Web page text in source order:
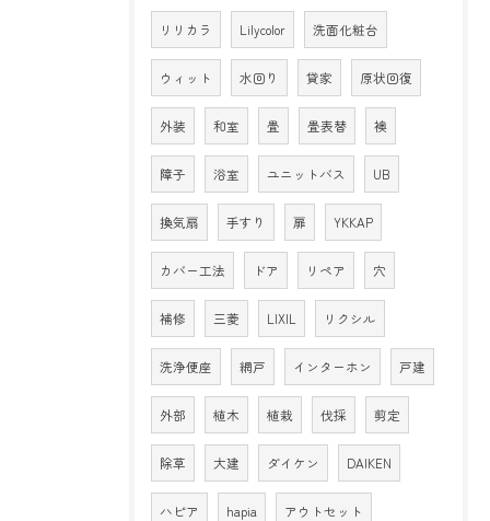
リリカラ Lilycolor 洗面化粧台
ウィット 水回り 貸家 原状回復
外装 和室 畳 畳表替 襖
障子 浴室 ユニットバス UB
換気扇 手すり 扉 YKKAP
カバー工法 ドア リペア 穴
補修 三菱 LIXIL リクシル
洗浄便座 網戸 インターホン 戸建
外部 植木 植栽 伐採 剪定
除草 大建 ダイケン DAIKEN
ハピア hapia アウトセット